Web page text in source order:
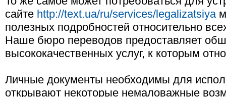
сайте http://text.ua/ru/services/legalizatsiya
полезных подробностей относительно
Наше бюро переводов предоставляет
высококачественных услуг, к которым
Личные документы необходимы для
открывают некоторые немаловажные